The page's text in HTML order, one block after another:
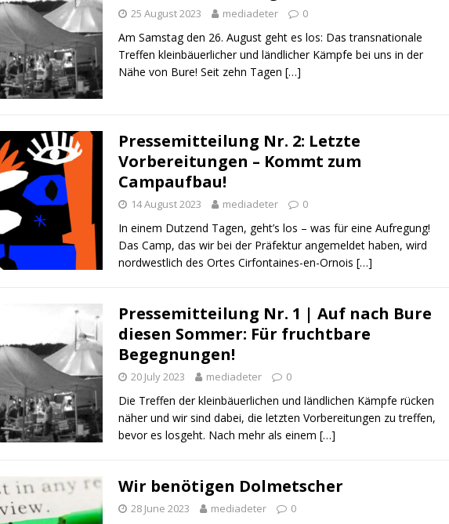
25 August 2023 mediadeter 0
Am Samstag den 26. August geht es los: Das transnationale
Treffen kleinbäuerlicher und ländlicher Kämpfe bei uns in der
Nähe von Bure! Seit zehn Tagen […]
Pressemitteilung Nr. 2: Letzte
Vorbereitungen – Kommt zum
Campaufbau!
14 August 2023 mediadeter 0
In einem Dutzend Tagen, geht’s los – was für eine Aufregung!
Das Camp, das wir bei der Präfektur angemeldet haben, wird
nordwestlich des Ortes Cirfontaines-en-Ornois […]
Pressemitteilung Nr. 1 | Auf nach Bure
diesen Sommer: Für fruchtbare
Begegnungen!
20 July 2023 mediadeter 0
Die Treffen der kleinbäuerlichen und ländlichen Kämpfe rücken
näher und wir sind dabei, die letzten Vorbereitungen zu treffen,
bevor es losgeht. Nach mehr als einem […]
Wir benötigen Dolmetscher
28 June 2023 mediadeter 0